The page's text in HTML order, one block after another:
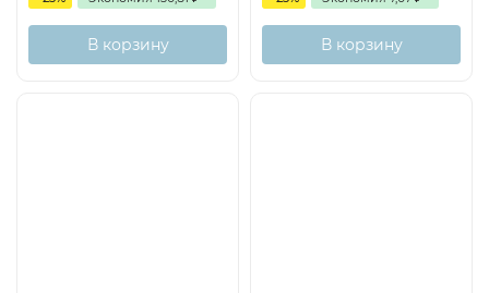
В корзину В корзину